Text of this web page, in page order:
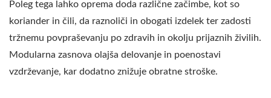
stroj za izdelavo sojinega mleka in tofuje, komercialni
proizvajalec sojinega mleka, komercialni stroj za sojino
mleko, komercialni stroj za sojino mleko, komercialna
naprava za sojino mleko, kuhalnik za sojino mleko za
poslovno uporabo, mlinček za sojino mleko za poslovno
Poleg tega lahko oprema doda različne začimbe, kot so
koriander in čili, da raznoliči in obogati izdelek ter zadosti
tržnemu povpraševanju po zdravih in okolju prijaznih živilih.
Modularna zasnova olajša delovanje in poenostavi
vzdrževanje, kar dodatno znižuje obratne stroške.